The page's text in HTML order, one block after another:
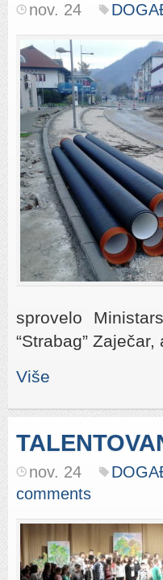
nov. 24
sprovelo
“Strabag”
Više
nov. 24
comments